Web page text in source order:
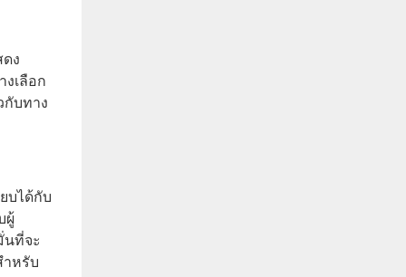
ง
เลือก
กับทาง
บได้กับ
ผู้
นที่จะ
หรับ